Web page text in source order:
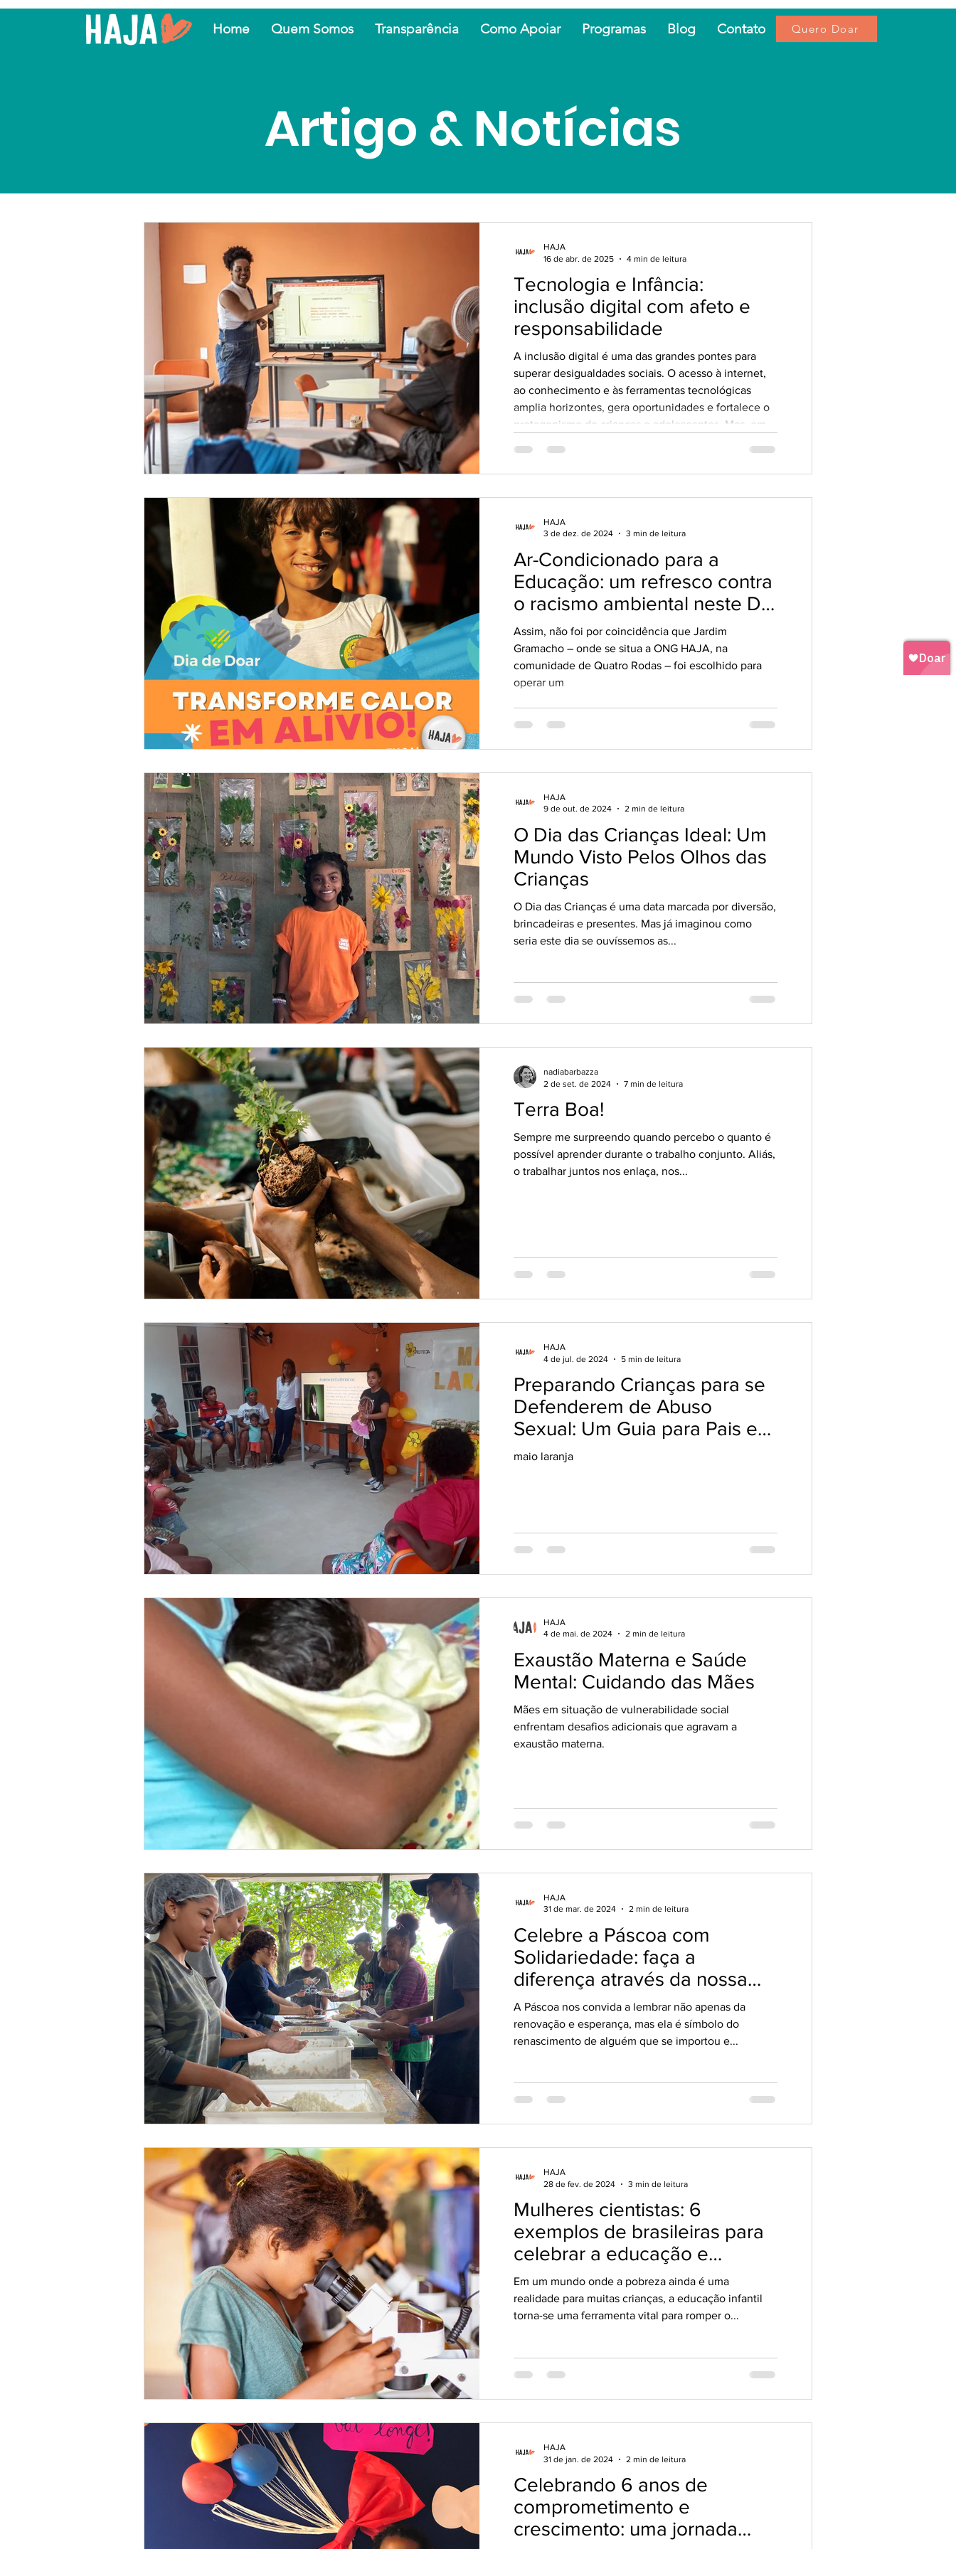
Home Quem Somos Transparência Como Apoiar Programas Blog Contato Quero Doar
Artigo & Notícias
Tecnologia e Infância:
inclusão digital com afeto e
responsabilidade
A inclusão digital é uma das grandes pontes para
superar desigualdades sociais. O acesso à internet,
ao conhecimento e às ferramentas tecnológicas
amplia horizontes, gera oportunidades e fortalece o
protagonismo de crianças e adolescentes. Mas, em
digital de forma justa e, ao mesmo tempo,
HAJA
16 de abr. de 2025
4 min de leitura
Ar-Condicionado para a
Educação: um refresco contra
o racismo ambiental neste Dia
de Doar
Assim, não foi por coincidência que Jardim
Gramacho – onde se situa a ONG HAJA, na
comunidade de Quatro Rodas – foi escolhido para
operar um
HAJA
3 de dez. de 2024
3 min de leitura
O Dia das Crianças Ideal: Um
Mundo Visto Pelos Olhos das
Crianças
O Dia das Crianças é uma data marcada por diversão,
brincadeiras e presentes. Mas já imaginou como
seria este dia se ouvíssemos as...
HAJA
9 de out. de 2024
2 min de leitura
Terra Boa!
Sempre me surpreendo quando percebo o quanto é
possível aprender durante o trabalho conjunto. Aliás,
o trabalhar juntos nos enlaça, nos...
nadiabarbazza
2 de set. de 2024
7 min de leitura
Preparando Crianças para se
Defenderem de Abuso
Sexual: Um Guia para Pais e
Educadores
maio laranja
HAJA
4 de jul. de 2024
5 min de leitura
Exaustão Materna e Saúde
Mental: Cuidando das Mães
Mães em situação de vulnerabilidade social
enfrentam desafios adicionais que agravam a
exaustão materna.
HAJA
4 de mai. de 2024
2 min de leitura
Celebre a Páscoa com
Solidariedade: faça a
diferença através da nossa
campanha “1,2 feijão com
arroz”
A Páscoa nos convida a lembrar não apenas da
renovação e esperança, mas ela é símbolo do
renascimento de alguém que se importou e...
HAJA
31 de mar. de 2024
2 min de leitura
Mulheres cientistas: 6
exemplos de brasileiras para
celebrar a educação e
igualdade de gênero na
Ciência como forma de
combate a pobreza
Em um mundo onde a pobreza ainda é uma
realidade para muitas crianças, a educação infantil
torna-se uma ferramenta vital para romper o...
HAJA
28 de fev. de 2024
3 min de leitura
Celebrando 6 anos de
comprometimento e
crescimento: uma jornada
HAJA
31 de jan. de 2024
2 min de leitura